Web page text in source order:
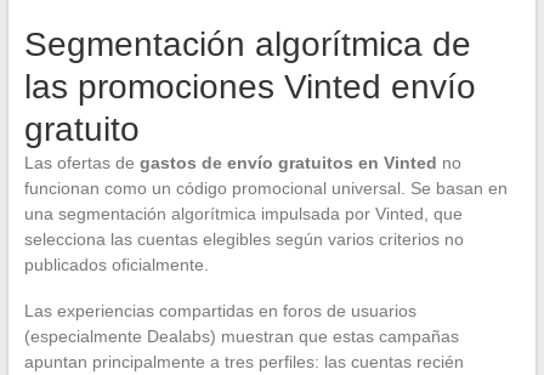
Segmentación algorítmica de
las promociones Vinted envío
gratuito
Las ofertas de gastos de envío gratuitos en Vinted no
funcionan como un código promocional universal. Se basan en
una segmentación algorítmica impulsada por Vinted, que
selecciona las cuentas elegibles según varios criterios no
publicados oficialmente.
Las experiencias compartidas en foros de usuarios
(especialmente Dealabs) muestran que estas campañas
apuntan principalmente a tres perfiles: las cuentas recién